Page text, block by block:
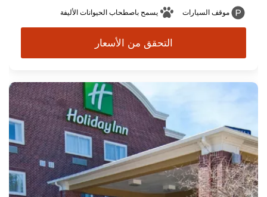
موقف السيارات يسمح باصطحاب الحيوانات الأليفة
التحقق من الأسعار